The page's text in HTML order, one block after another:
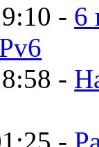
- 6
-
-